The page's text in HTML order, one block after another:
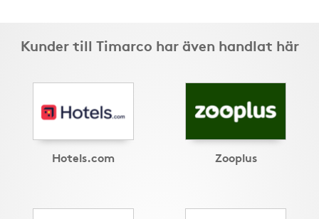
Kunder till Timarco har även handlat här
Hotels.com Zooplus